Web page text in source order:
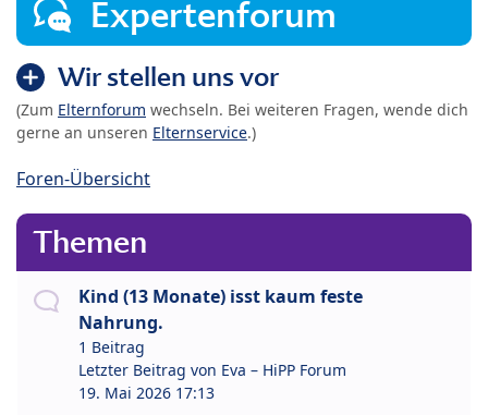
Expertenforum
Wir stellen uns vor
(Zum Elternforum wechseln. Bei weiteren Fragen, wende dich
gerne an unseren Elternservice.)
Foren-Übersicht
Themen
Kind (13 Monate) isst kaum feste
Nahrung.
1 Beitrag
Letzter Beitrag von Eva – HiPP Forum
19. Mai 2026 17:13